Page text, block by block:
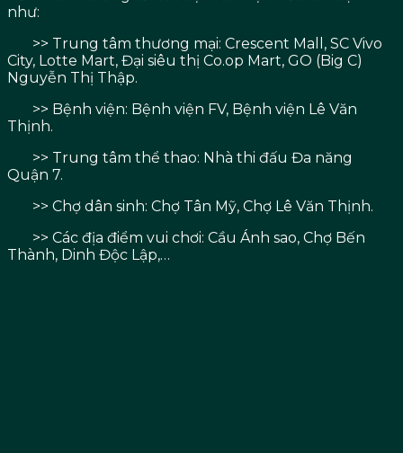
như:
>> Trung tâm thương mại: Crescent Mall, SC Vivo
City, Lotte Mart, Đại siêu thị Co.op Mart, GO (Big C)
Nguyễn Thị Thập.
>> Bệnh viện: Bệnh viện FV, Bệnh viện Lê Văn
Thịnh.
>> Trung tâm thể thao: Nhà thi đấu Đa năng
Quận 7.
>> Chợ dân sinh: Chợ Tân Mỹ, Chợ Lê Văn Thịnh.
>> Các địa điểm vui chơi: Cầu Ánh sao, Chợ Bến
Thành, Dinh Độc Lập,…